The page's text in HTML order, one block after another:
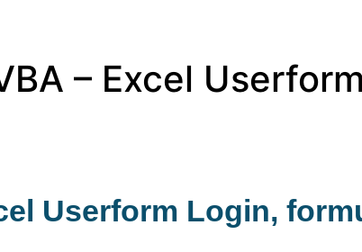
– Excel
Userform Login,